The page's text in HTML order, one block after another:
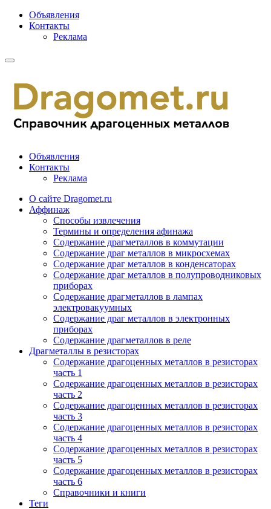
Объявления
Контакты
Реклама
Объявления
Контакты
Реклама
О сайте Dragomet.ru
Аффинаж
Способы извлечения
Термины и определения афинажа
Содержание драгметаллов в коммутации
Содержание драг металлов в микросхемах
Содержание драг металлов в конденсаторах
Содержание драг металлов в полупроводниковых
приборах
Содержание драгметаллов в лампах
электровакуумных
Содержание драг металлов в электронных
приборах
Содержание драгметаллов в реле
Драгметаллы в резисторах
Содержание драгоценных металлов в резисторах
часть 1
Содержание драгоценных металлов в резисторах
часть 2
Содержание драгоценных металлов в резисторах
часть 3
Содержание драгоценных металлов в резисторах
часть 4
Содержание драгоценных металлов в резисторах
часть 5
Содержание драгоценных металлов в резисторах
часть 6
Справочники и книги
Теги